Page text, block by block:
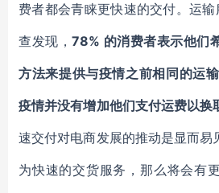
费者都会青睐更快速的交付。运
查发现， 78% 的消费者表示他们
方法来提供与疫情之前相同的运
疫情并没有增加他们支付运费以换
速交付对电商发展的推动是显而易
为快速的交货服务，那么将会有